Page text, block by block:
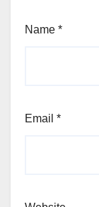
Name *
Email *